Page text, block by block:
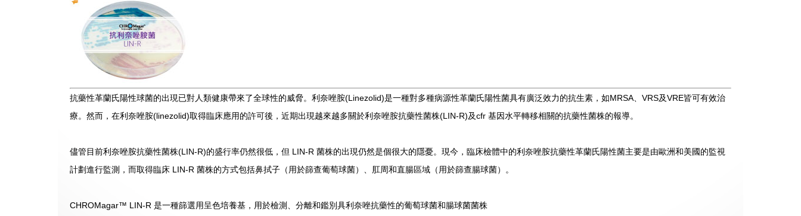
抗藥性革蘭氏陽性球菌的出現已對人類健康帶來了全球性的威脅。利奈唑胺(Linezolid)是一種對多種病源性革蘭氏陽性菌具有廣泛效力的抗生素，如MRSA、VRS及VRE皆可有效治
療。然而，在利奈唑胺(linezolid)取得臨床應用的許可後，近期出現越來越多關於利奈唑胺抗藥性菌株(LIN-R)及cfr 基因水平轉移相關的抗藥性菌株的報導。
儘管目前利奈唑胺抗藥性菌株(LIN-R)的盛行率仍然很低，但 LIN-R 菌株的出現仍然是個很大的隱憂。現今，臨床檢體中的利奈唑胺抗藥性革蘭氏陽性菌主要是由歐洲和美國的監視
計劃進行監測，而取得臨床 LIN-R 菌株的方式包括鼻拭子（用於篩查葡萄球菌）、肛周和直腸區域（用於篩查腸球菌）。
CHROMagar™ LIN-R 是一種篩選用呈色培養基，用於檢測、分離和鑑別具利奈唑抗藥性的葡萄球菌和腸球菌菌株